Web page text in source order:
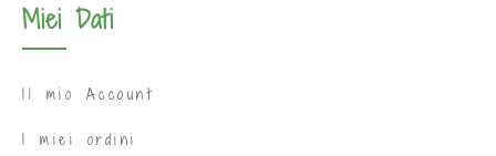
Miei Dati
Il mio Account
I miei ordini